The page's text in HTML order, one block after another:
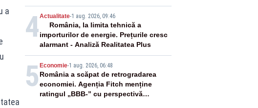
a
4Actualitate-1 aug. 2026, 09:46
România, la limita tehnică a
importurilor de energie. Prețurile cresc
alarmant - Analiză Realitatea Plus
5 Economie-1 aug. 2026, 06:48
România a scăpat de retrogradarea
economiei. Agenția Fitch menține
ratingul „BBB-” cu perspectivă